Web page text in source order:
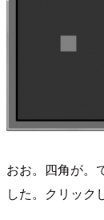
おお。四角が。
した。クリック